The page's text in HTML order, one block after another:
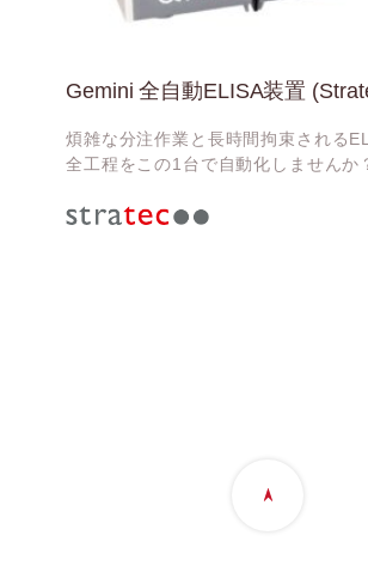
Gemini 全自動ELISA装置
煩雑な分注作業と長時間拘束される
全工程をこの1台で自動化しませんか